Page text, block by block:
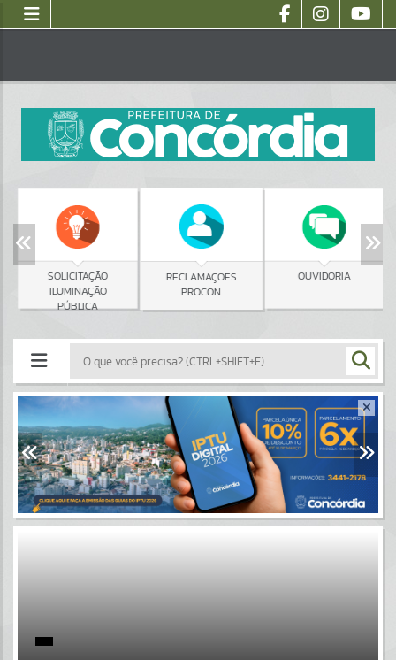
SOLICITAÇÃO
ILUMINAÇÃO
PÚBLICA
RECLAMAÇÕES
PROCON
OUVIDORIA
Portais
Por favor, aguarde...